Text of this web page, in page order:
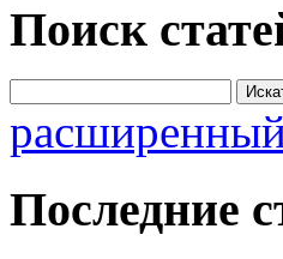
Поиск
Последние